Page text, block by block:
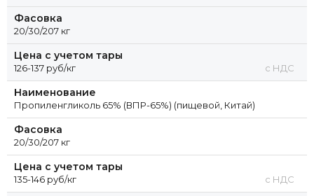
Фасовка
20/30/207 кг
Цена с учетом тары
126-137 руб/кг с НДС
Наименование
Пропиленгликоль 65% (ВПР-65%) (пищевой, Китай)
Фасовка
20/30/207 кг
Цена с учетом тары
135-146 руб/кг с НДС